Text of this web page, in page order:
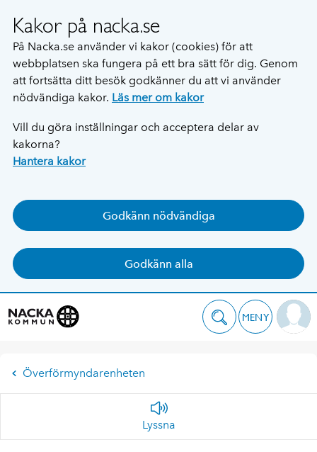
Kakor på nacka.se
På Nacka.se använder vi kakor (cookies) för att
webbplatsen ska fungera på ett bra sätt för dig. Genom
att fortsätta ditt besök godkänner du att vi använder
nödvändiga kakor. Läs mer om kakor
Vill du göra inställningar och acceptera delar av
kakorna?
Hantera kakor
Godkänn nödvändiga
Godkänn alla
MENY
Överförmyndarenheten
Lyssna